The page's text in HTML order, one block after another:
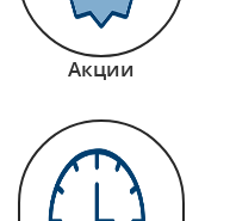
Акции